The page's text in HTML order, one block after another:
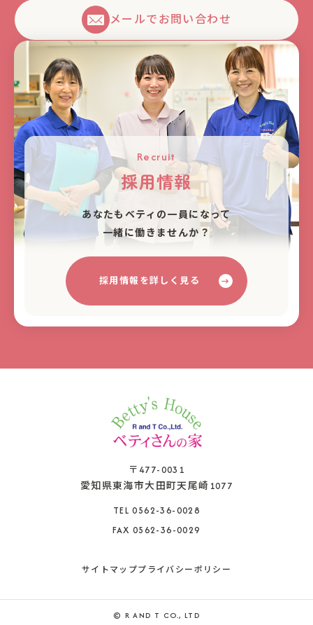
メールでお問い合わせ
Recruit
採用情報
あなたもベティの⼀員になって
⼀緒に働きませんか？
採用情報を詳しく見る
〒477-0031
愛知県東海市大田町天尾崎1077
TEL 0562-36-0028
FAX 0562-36-0029
サイトマッププライバシーポリシー
© R AND T CO., LTD